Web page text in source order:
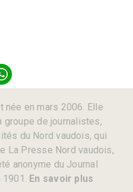
née en mars 2006. Elle
groupe de journalistes,
du Nord vaudois, qui
La Presse Nord vaudois,
anonyme du Journal
En savoir plus